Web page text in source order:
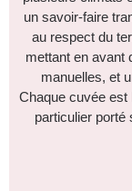
un savoir-faire
au respect du
mettant en avant
manuelles, et
Chaque cuvée est
particulier porté